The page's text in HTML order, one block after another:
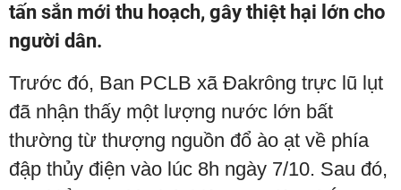
tấn sắn mới thu hoạch, gây thiệt hại lớn cho
người dân.
Trước đó, Ban PCLB xã Đakrông trực lũ lụt
đã nhận thấy một lượng nước lớn bất
thường từ thượng nguồn đổ ào ạt về phía
đập thủy điện vào lúc 8h ngày 7/10. Sau đó,